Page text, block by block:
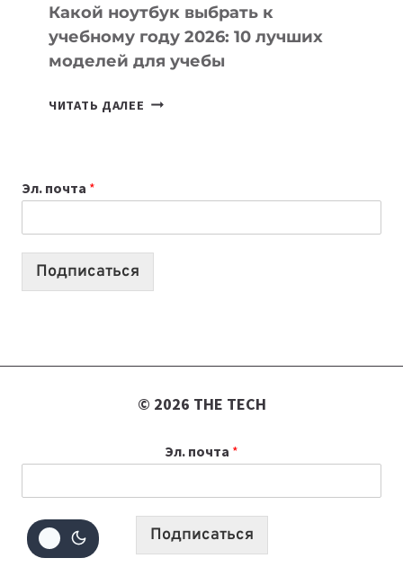
Какой ноутбук выбрать к
учебному году 2026: 10 лучших
моделей для учебы
ЧИТАТЬ ДАЛЕЕ КАКОЙ
2026:
10
Эл. почта *
Подписаться
© 2026 THE TECH
Эл. почта *
Подписаться